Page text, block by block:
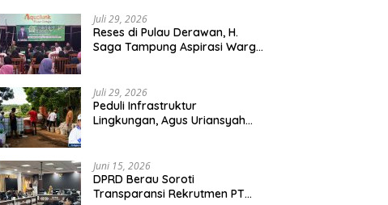
Juli 29, 2026
Reses di Pulau Derawan, H.
Saga Tampung Aspirasi Warga
Juli 29, 2026
Peduli Infrastruktur
Lingkungan, Agus Uriansyah
Juni 15, 2026
DPRD Berau Soroti
Transparansi Rekrutmen PT